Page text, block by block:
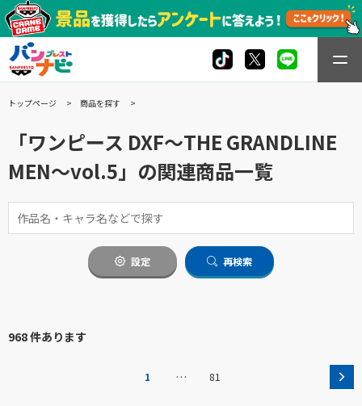
トップページ 商品を探す
「ワンピース DXF～THE GRANDLINE
MEN～vol.5」の関連商品一覧
設定 再検索
968 件あります
1 … 81